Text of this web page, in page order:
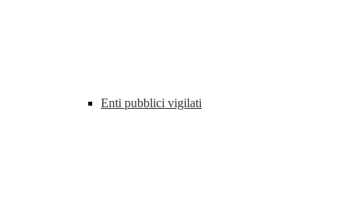
Enti pubblici vigilati